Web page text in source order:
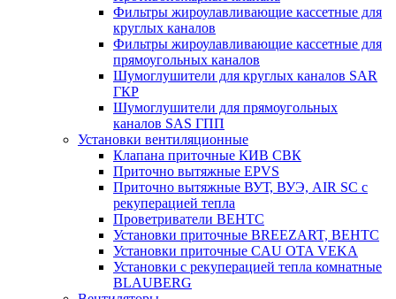
Фильтры жироулавливающие кассетные для
круглых каналов
Фильтры жироулавливающие кассетные для
прямоугольных каналов
Шумоглушители для круглых каналов SAR
ГКР
Шумоглушители для прямоугольных
каналов SAS ГПП
Установки вентиляционные
Клапана приточные КИВ СВК
Приточно вытяжные EPVS
Приточно вытяжные ВУТ, ВУЭ, AIR SC с
рекуперацией тепла
Проветриватели ВЕНТС
Установки приточные BREEZART, ВЕНТС
Установки приточные CAU OTA VEKA
Установки с рекуперацией тепла комнатные
BLAUBERG